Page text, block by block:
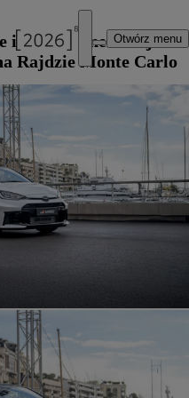
Otwórz menu
i limitowane wersje
Rajdzie Monte Carlo